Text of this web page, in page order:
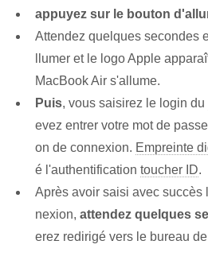
appuyez sur le bouton
Attendez quelques secondes
llumer et le logo Apple
MacBook Air s'allume.
Puis, vous saisirez le login du
evez entrer votre mot de
on de connexion. Empreinte
é l'authentification toucher ID.
Après avoir saisi avec succès
nexion, attendez quelques
erez redirigé vers le bureau